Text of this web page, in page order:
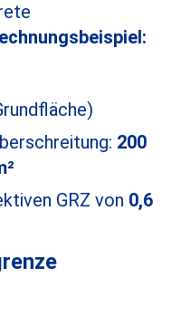
200
GRZ von 0,6